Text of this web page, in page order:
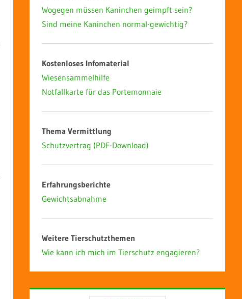
Wogegen müssen Kaninchen geimpft sein?
Sind meine Kaninchen normal-gewichtig?
Kostenloses Infomaterial
Wiesensammelhilfe
Notfallkarte für das Portemonnaie
Thema Vermittlung
Schutzvertrag (PDF-Download)
Erfahrungsberichte
Gewichtsabnahme
Weitere Tierschutzthemen
Wie kann ich mich im Tierschutz engagieren?